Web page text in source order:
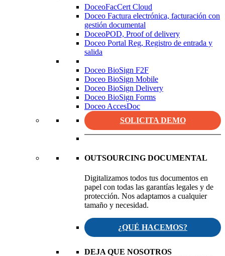
DoceoFacCert Cloud
Doceo Factura electrónica, facturación con
gestión documental
DoceoPOD, Proof of delivery
Doceo Portal Reg, Registro de entrada y
salida
Doceo BioSign F2F
Doceo BioSign Mobile
Doceo BioSign Delivery
Doceo BioSign Forms
Doceo AccesDoc
SOLICITA DEMO
OUTSOURCING DOCUMENTAL
Digitalizamos todos tus documentos en
papel con todas las garantías legales y de
protección. Nos adaptamos a cualquier
tamaño y necesidad.
¿QUÉ HACEMOS?
DEJA QUE NOSOTROS